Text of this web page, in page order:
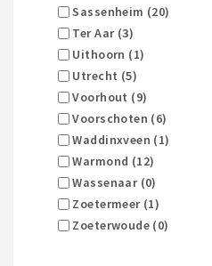
Sassenheim (20)
Ter Aar (3)
Uithoorn (1)
Utrecht (5)
Voorhout (9)
Voorschoten (6)
Waddinxveen (1)
Warmond (12)
Wassenaar (0)
Zoetermeer (1)
Zoeterwoude (0)